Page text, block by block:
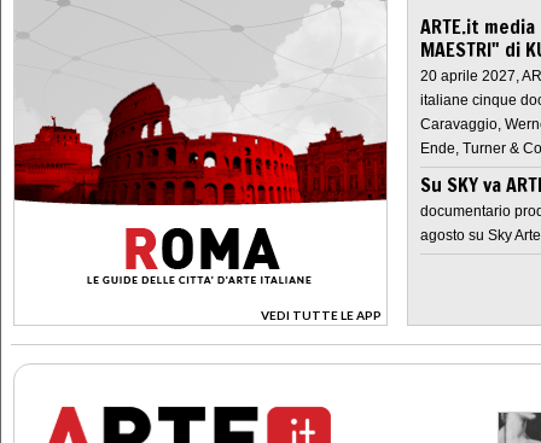
VEDI TUTTE LE APP
>
ARTE.it
MAESTRI" di
20 aprile 2027,
italiane cinque
Caravaggio,
Ende, Turner &
Su SKY va
documentario
agosto su Sky Arte